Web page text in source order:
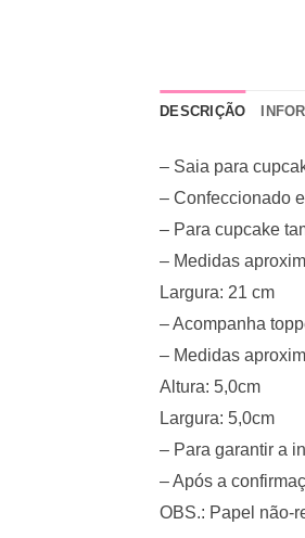
DESCRIÇÃO
– Saia para
– Confeccionado
– Para cupcake
– Medidas
Largura: 21 cm
– Acompanha
– Medidas
Altura: 5,0cm
Largura: 5,0cm
– Para garantir a
– Após a
OBS.: Papel não-